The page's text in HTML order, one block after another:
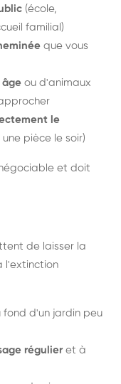
(école,
familial)
que vous
âge ou d'animaux
le
pièce le soir)
et doit
de laisser la
l'extinction
fond d'un jardin peu
régulier et à